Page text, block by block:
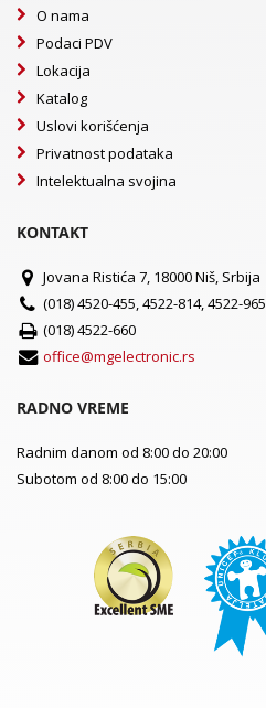
O nama
Podaci PDV
Lokacija
Katalog
Uslovi korišćenja
Privatnost podataka
Intelektualna svojina
KONTAKT
Jovana Ristića 7, 18000 Niš, Srbija
(018) 4520-455, 4522-814, 4522-965
(018) 4522-660
office@mgelectronic.rs
RADNO VREME
Radnim danom od 8:00 do 20:00
Subotom od 8:00 do 15:00